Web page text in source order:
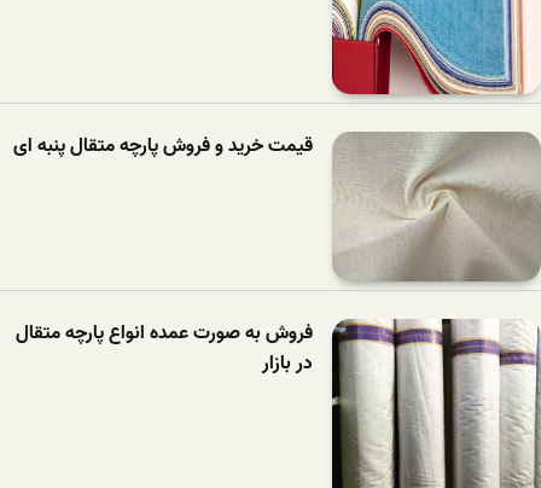
قیمت خرید و فروش پارچه متقال پنبه ای
فروش به صورت عمده انواع پارچه متقال
در بازار